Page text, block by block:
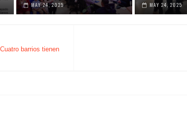
MAY 24, 2025 MAY 24, 2025
barrios tienen